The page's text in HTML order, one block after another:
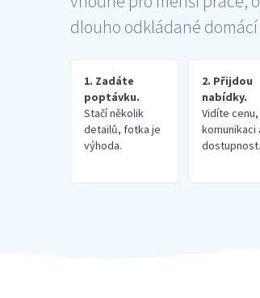
dlouho odkládané
1. Zadáte
poptávku.
Stačí několik
detailů, fotka je
výhoda.
2. Přijdou
nabídky.
Vidíte cenu,
komunikaci
dostupnost.